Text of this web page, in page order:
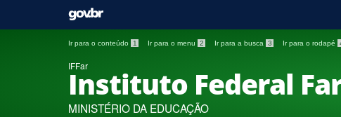
Ir para o conteúdo 1 Ir para o menu 2 Ir para a busca 3 Ir para o rodapé
IFFar
Instituto Federal
MINISTÉRIO DA EDUCAÇÃO